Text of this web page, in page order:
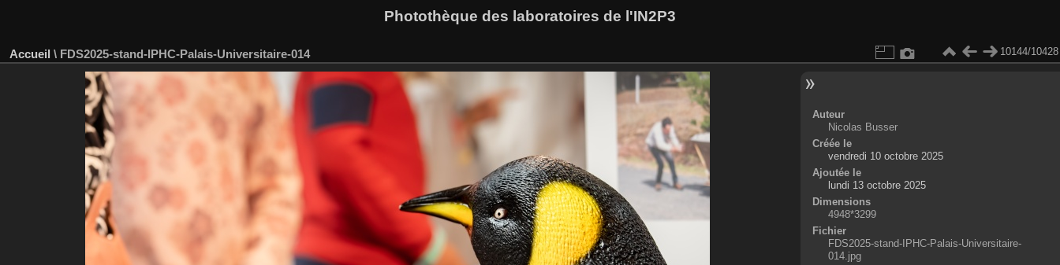
Photothèque des laboratoires de l'IN2P3
Accueil \ FDS2025-stand-IPHC-Palais-Universitaire-014 10144/10428
Auteur
Nicolas Busser
Créée le
vendredi 10 octobre 2025
Ajoutée le
lundi 13 octobre 2025
Dimensions
4948*3299
Fichier
FDS2025-stand-IPHC-Palais-Universitaire-
014.jpg